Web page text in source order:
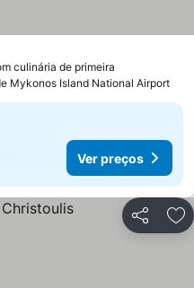
culinária de primeira
Mykonos Island National Airport
Ver preços
Partilhar